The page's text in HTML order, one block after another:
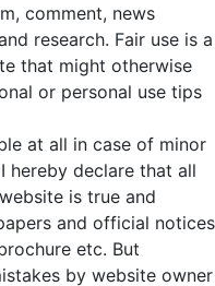
comment, news
research. Fair use is a
that might otherwise
or personal use tips
at all in case of minor
hereby declare that all
is true and
and official notices
etc. But
by website owner